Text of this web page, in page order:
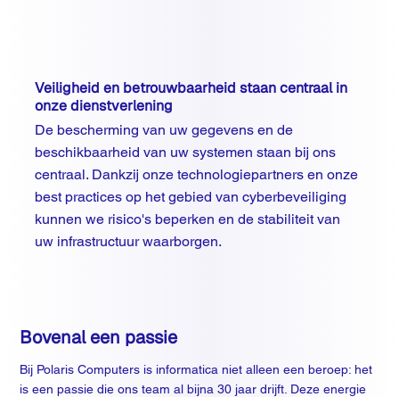
Veiligheid en betrouwbaarheid staan centraal in
onze dienstverlening
De bescherming van uw gegevens en de
beschikbaarheid van uw systemen staan bij ons
centraal. Dankzij onze technologiepartners en onze
best practices op het gebied van cyberbeveiliging
kunnen we risico's beperken en de stabiliteit van
uw infrastructuur waarborgen.
Bovenal een passie
Bij Polaris Computers is informatica niet alleen een beroep: het
is een passie die ons team al bijna 30 jaar drijft. Deze energie